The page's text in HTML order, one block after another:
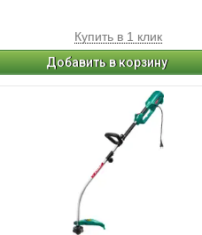
Купить в 1 клик
Добавить в корзину